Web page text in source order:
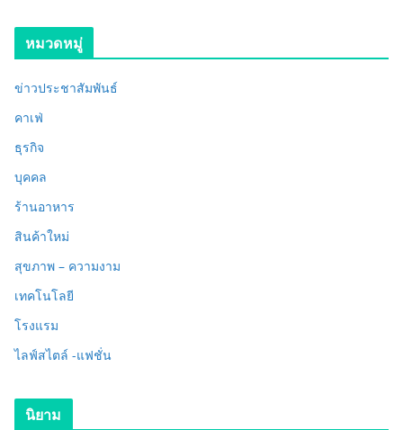
หมวดหมู่
ข่าวประชาสัมพันธ์
คาเฟ่
ธุรกิจ
บุคคล
ร้านอาหาร
สินค้าใหม่
สุขภาพ – ความงาม
เทคโนโลยี
โรงแรม
ไลฟ์สไตล์ -แฟชั่น
นิยาม